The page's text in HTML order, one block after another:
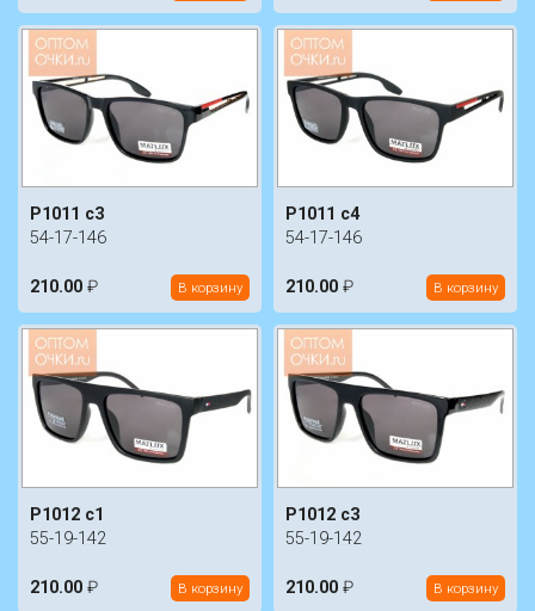
P1011 c3
54-17-146
210.00 ₽ В корзину
P1011 c4
54-17-146
210.00 ₽ В корзину
P1012 c1
55-19-142
210.00 ₽ В корзину
P1012 c3
55-19-142
210.00 ₽ В корзину